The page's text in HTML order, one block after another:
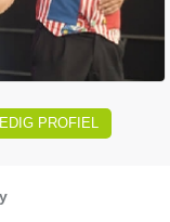
PROFIEL